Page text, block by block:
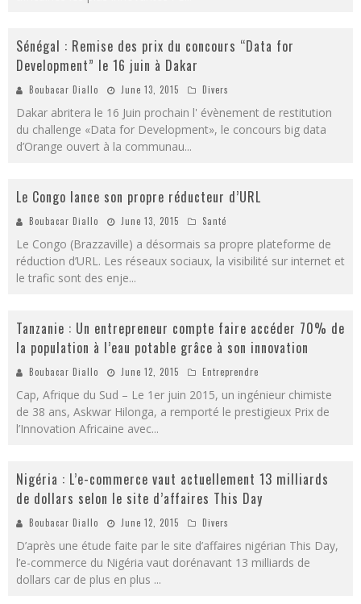
Sénégal : Remise des prix du concours “Data for
Development” le 16 juin à Dakar
Boubacar Diallo June 13, 2015 Divers
Dakar abritera le 16 Juin prochain l' évènement de restitution
du challenge «Data for Development», le concours big data
d’Orange ouvert à la communau...
Le Congo lance son propre réducteur d’URL
Boubacar Diallo June 13, 2015 Santé
Le Congo (Brazzaville) a désormais sa propre plateforme de
réduction d’URL. Les réseaux sociaux, la visibilité sur internet et
le trafic sont des enje...
Tanzanie : Un entrepreneur compte faire accéder 70% de
la population à l’eau potable grâce à son innovation
Boubacar Diallo June 12, 2015 Entreprendre
Cap, Afrique du Sud – Le 1er juin 2015, un ingénieur chimiste
de 38 ans, Askwar Hilonga, a remporté le prestigieux Prix de
l’Innovation Africaine avec...
Nigéria : L’e-commerce vaut actuellement 13 milliards
de dollars selon le site d’affaires This Day
Boubacar Diallo June 12, 2015 Divers
D’après une étude faite par le site d’affaires nigérian This Day,
l’e-commerce du Nigéria vaut dorénavant 13 milliards de
dollars car de plus en plus ...